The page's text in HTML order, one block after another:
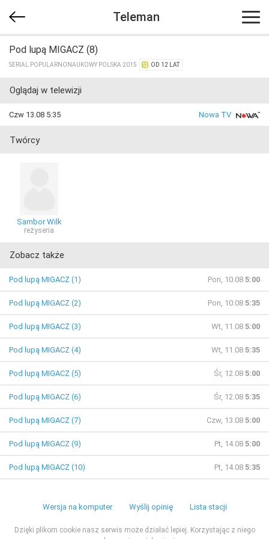
Teleman
Pod lupą MIGACZ (8)
SERIAL POPULARNONAUKOWY POLSKA 2015 OD 12 LAT
Oglądaj w telewizji
Czw 13.08 5:35 Nowa TV
Twórcy
Sambor Wilk
reżyseria
Zobacz także
Pod lupą MIGACZ (1) Pon, 10.08 5:00
Pod lupą MIGACZ (2) Pon, 10.08 5:35
Pod lupą MIGACZ (3) Wt, 11.08 5:00
Pod lupą MIGACZ (4) Wt, 11.08 5:35
Pod lupą MIGACZ (5) Śr, 12.08 5:00
Pod lupą MIGACZ (6) Śr, 12.08 5:35
Pod lupą MIGACZ (7) Czw, 13.08 5:00
Pod lupą MIGACZ (9) Pt, 14.08 5:00
Pod lupą MIGACZ (10) Pt, 14.08 5:35
Wersja na komputer Wyślij opinię Lista stacji
Dzięki plikom cookie nasz serwis może działać lepiej. Korzystając z niego